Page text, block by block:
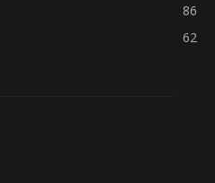
86
62